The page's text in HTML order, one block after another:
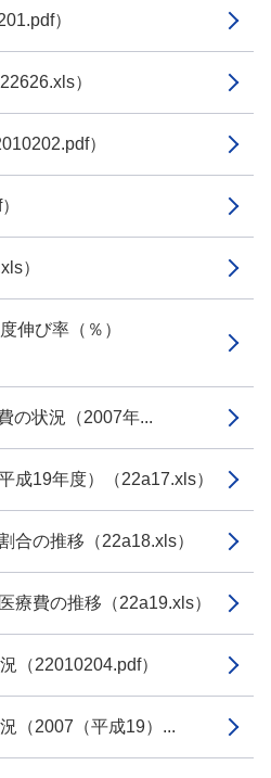
）
）
）
）
伸び率（％）
の状況（2007年...
成19年度）（22a17.xls）
合の推移（22a18.xls）
療費の推移（22a19.xls）
（22010204.pdf）
（2007（平成19）...